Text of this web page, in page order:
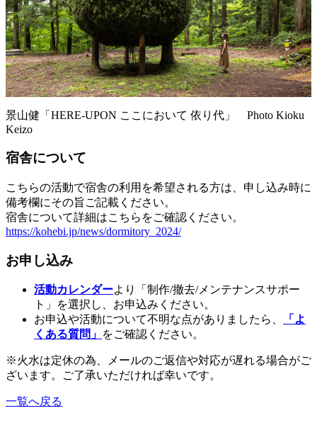
景山健「HERE-UPON ここにおいて 依り代」 Photo Kioku
Keizo
宿舎について
こちらの活動で宿舎の利用を希望される方は、申し込み時に
備考欄にその旨ご記載ください。
宿舎について詳細はこちらをご確認ください。
https://kohebi.jp/news/dormitory_2024/
お申し込み
活動カレンダーより「制作/撤去/メンテナンスサポー
ト」を選択し、お申込みください。
お申込や活動について不明な点がありましたら、
「よ
くある質問」 をご確認ください。
※火水は定休の為、メールのご返信や対応が遅れる場合がご
ざいます。ご了承いただければ幸いです。
一覧へ戻る